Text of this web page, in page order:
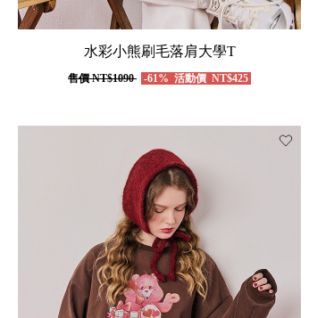
水彩小熊刷毛落肩大學T
售價NT$1090 -61% 活動價 NT$425